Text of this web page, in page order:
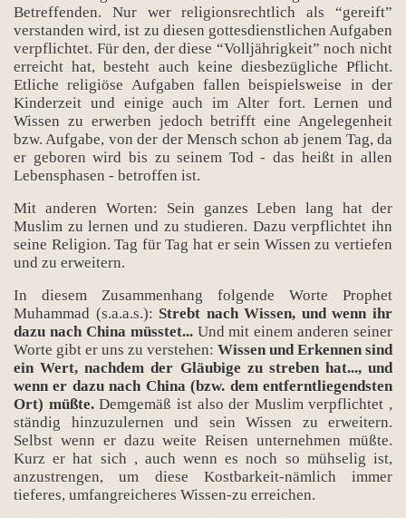
Betreffenden. Nur wer religionsrechtlich als “gereift”
verstanden wird, ist zu diesen gottesdienstlichen Aufgaben
verpflichtet. Für den, der diese “Volljährigkeit” noch nicht
erreicht hat, besteht auch keine diesbezügliche Pflicht.
Etliche religiöse Aufgaben fallen beispielsweise in der
Kinderzeit und einige auch im Alter fort. Lernen und
Wissen zu erwerben jedoch betrifft eine Angelegenheit
bzw. Aufgabe, von der der Mensch schon ab jenem Tag, da
er geboren wird bis zu seinem Tod - das heißt in allen
Lebensphasen - betroffen ist.
Mit anderen Worten: Sein ganzes Leben lang hat der
Muslim zu lernen und zu studieren. Dazu verpflichtet ihn
seine Religion. Tag für Tag hat er sein Wissen zu vertiefen
und zu erweitern.
In diesem Zusammenhang folgende Worte Prophet
Muhammad (s.a.a.s.): Strebt nach Wissen, und wenn ihr
dazu nach China müsstet... Und mit einem anderen seiner
Worte gibt er uns zu verstehen: Wissen und Erkennen sind
ein Wert, nachdem der Gläubige zu streben hat..., und
wenn er dazu nach China (bzw. dem entferntliegendsten
Ort) müßte.Demgemäß ist also der Muslim verpflichtet ,
ständig hinzuzulernen und sein Wissen zu erweitern.
Selbst wenn er dazu weite Reisen unternehmen müßte.
Kurz er hat sich , auch wenn es noch so mühselig ist,
anzustrengen, um diese Kostbarkeit-nämlich immer
tieferes, umfangreicheres Wissen-zu erreichen.